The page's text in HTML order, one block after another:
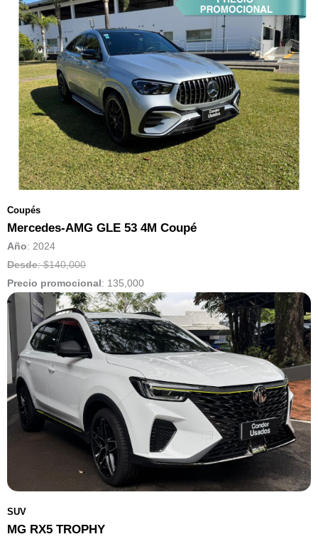
Coupés
Mercedes-AMG GLE 53 4M Coupé
Año: 2024
Desde: $140,000
Precio promocional: 135,000
SUV
MG RX5 TROPHY